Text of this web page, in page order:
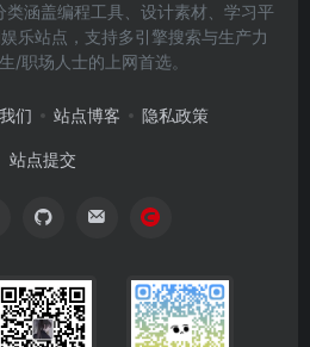
涵盖编程工具、设计素材、学习平
乐站点，支持多引擎搜索与生产力
/职场人士的上网首选。
们 站点博客 隐私政策
站点提交